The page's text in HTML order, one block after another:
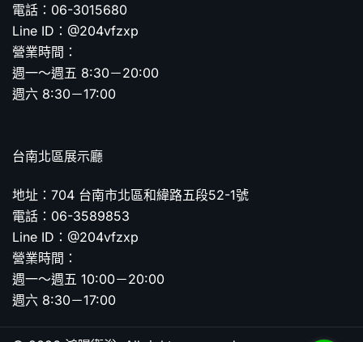
電話：06-3015680
Line ID：@204vfzxp
營業時間：
週一～週五 8:30－20:00
週六 8:30－17:00
台南北區展示廳
地址：704 台南市北區和緯路五段52-1號
電話：06-3589853
Line ID：@204vfzxp
營業時間：
週一～週五 10:00－20:00
週六 8:30－17:00